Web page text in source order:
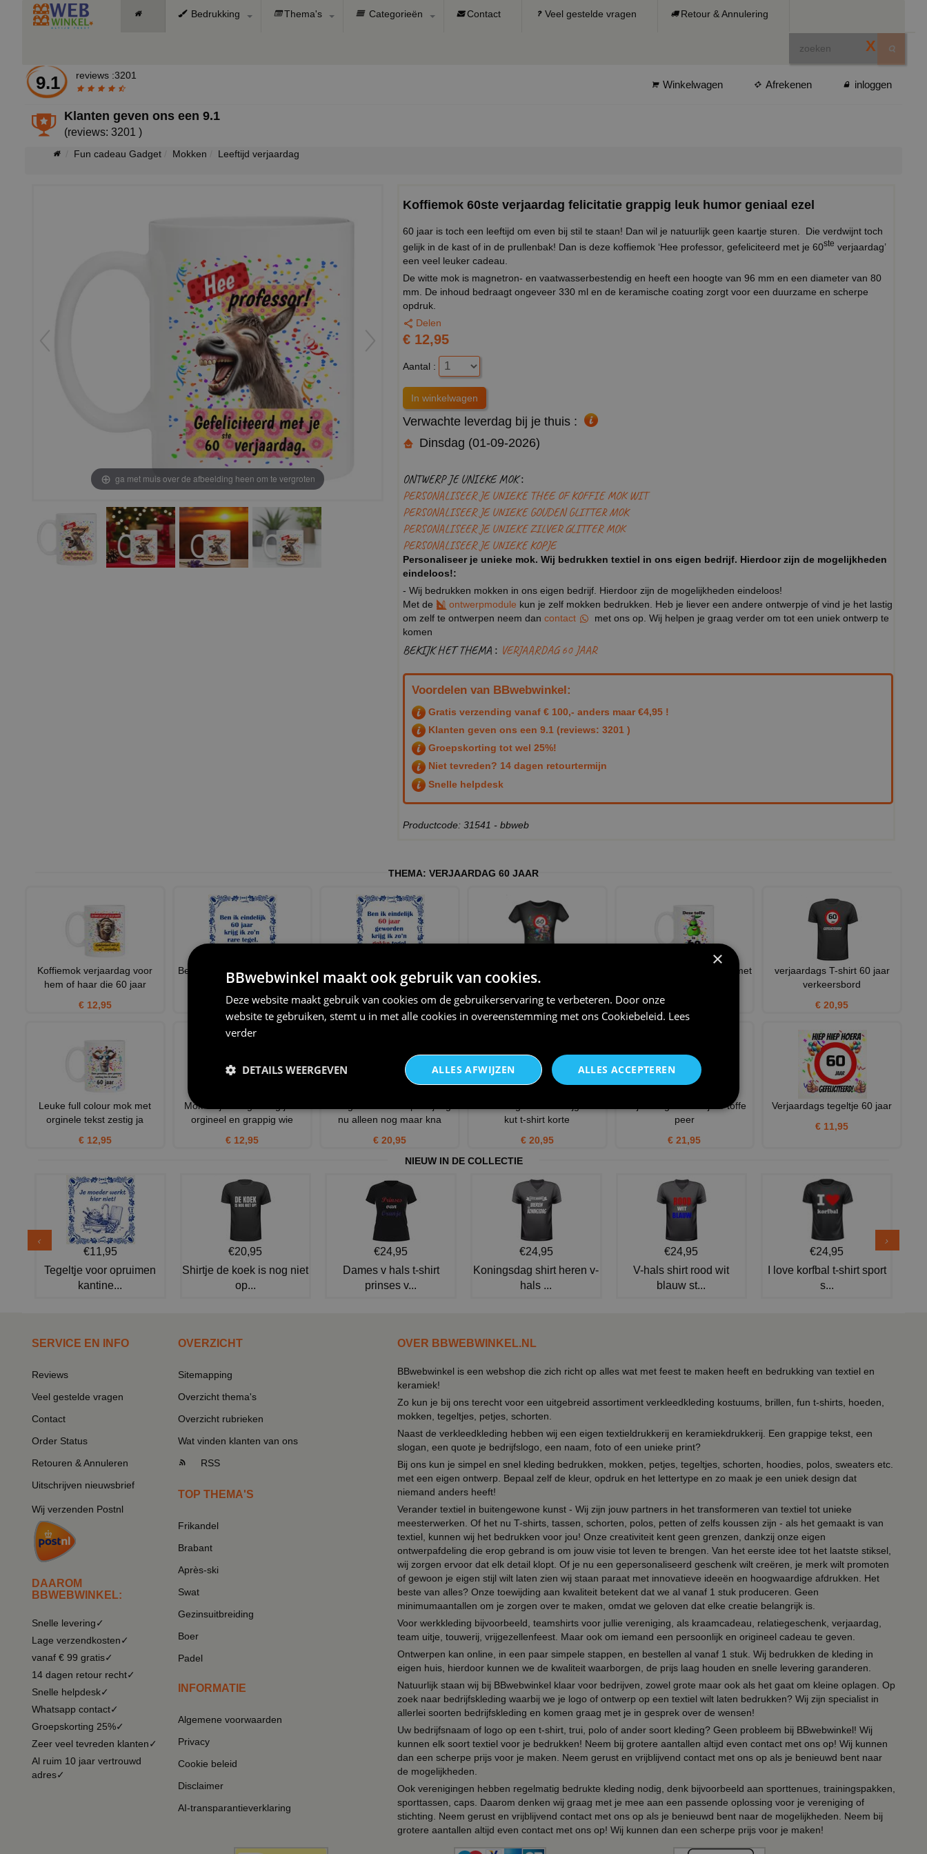
Bedrukking Thema's Categorieën Contact Veel gestelde vragen Retour & Annulering
X
9.1 reviews :3201
Winkelwagen Afrekenen inloggen
Klanten geven ons een9.1
(reviews: 3201 )
Fun cadeau Gadget Mokken Leeftijd verjaardag
ga met muis over de afbeelding heen om te vergroten
Koffiemok 60ste verjaardag felicitatie grappig leuk humor geniaal ezel
60 jaar is toch een leeftijd om even bij stil te staan! Dan wil je natuurlijk geen kaartje sturen. Die verdwijnt toch
gelijk in de kast of in de prullenbak! Dan is deze koffiemok ‘Hee professor, gefeliciteerd met je 60ste verjaardag’
een veel leuker cadeau.
De witte mok is magnetron- en vaatwasserbestendig en heeft een hoogte van 96 mm en een diameter van 80
mm. De inhoud bedraagt ongeveer 330 ml en de keramische coating zorgt voor een duurzame en scherpe
opdruk.
Delen
€ 12,95
Aantal :
Verwachte leverdag bij je thuis :
Dinsdag (01-09-2026)
ONTWERP JE UNIEKE MOK :
PERSONALISEER JE UNIEKE THEE OF KOFFIE MOK WIT
PERSONALISEER JE UNIEKE GOUDEN GLITTER MOK
PERSONALISEER JE UNIEKE ZILVER GLITTER MOK
PERSONALISEER JE UNIEKE KOPJE
Personaliseer je unieke mok. Wij bedrukken textiel in ons eigen bedrijf. Hierdoor zijn de mogelijkheden
eindeloos!:
- Wij bedrukken mokken in ons eigen bedrijf. Hierdoor zijn de mogelijkheden eindeloos!
Met de
ontwerpmodule kun je zelf mokken bedrukken. Heb je liever een andere ontwerpje of vind je het lastig
om zelf te ontwerpen neem dan contact
met ons op. Wij helpen je graag verder om tot een uniek ontwerp te
komen
BEKIJK HET THEMA : VERJAARDAG 60 JAAR
Voordelen van BBwebwinkel:
Gratis verzending vanaf € 100,- anders maar €4,95 !
Klanten geven ons een 9.1 (reviews: 3201 )
Groepskorting tot wel 25%!
Niet tevreden? 14 dagen retourtermijn
Snelle helpdesk
Productcode: 31541 - bbweb
THEMA: VERJAARDAG 60 JAAR
Koffiemok verjaardag voor
hem of haar die 60 jaar
€ 12,95
Ben ik eindelijk 60 jaar krijg ik
zon rare tegel
€ 11,95
Gekke tegel 60 jaar verjaardag
T-shirt voor een vrouw die 60
jaar wordt
€ 23,95
Mok verjaardag zestig jaar met
verjaardags T-shirt 60 jaar
verkeersbord
€ 20,95
Leuke full colour mok met
orginele tekst zestig ja
€ 12,95
Mok verjaardag zestig jaar
orgineel en grappig wie
€ 12,95
nu alleen nog maar kna
€ 20,95
kut t-shirt korte
€ 20,95
verjaardag shirt 60 jaar toffe
peer
€ 21,95
Verjaardags tegeltje 60 jaar
€ 11,95
NIEUW IN DE COLLECTIE
€11,95
Tegeltje voor opruimen
kantine...
€20,95
Shirtje de koek is nog niet
op...
€24,95
Dames v hals t-shirt
prinses v...
€24,95
Koningsdag shirt heren v-
hals ...
€24,95
V-hals shirt rood wit
blauw st...
€24,95
I love korfbal t-shirt sport
s...
SERVICE EN INFO
Reviews
Veel gestelde vragen
Contact
Order Status
Retouren & Annuleren
Uitschrijven nieuwsbrief
Wij verzenden Postnl
DAAROM
BBWEBWINKEL:
Snelle levering✓
Lage verzendkosten✓
vanaf € 99 gratis✓
14 dagen retour recht✓
Snelle helpdesk✓
Whatsapp contact✓
Groepskorting 25%✓
Zeer veel tevreden klanten✓
Al ruim 10 jaar vertrouwd
adres✓
OVERZICHT
Sitemapping
Overzicht thema's
Overzicht rubrieken
Wat vinden klanten van ons
RSS
TOP THEMA'S
Frikandel
Brabant
Après-ski
Swat
Gezinsuitbreiding
Boer
Padel
INFORMATIE
Algemene voorwaarden
Privacy
Cookie beleid
Disclaimer
AI-transparantieverklaring
OVER BBWEBWINKEL.NL
BBwebwinkel is een webshop die zich richt op alles wat met feest te maken heeft en bedrukking van textiel en
keramiek!
Zo kun je bij ons terecht voor een uitgebreid assortiment verkleedkleding kostuums, brillen, fun t-shirts, hoeden,
mokken, tegeltjes, petjes, schorten.
Naast de verkleedkleding hebben wij een eigen textieldrukkerij en keramiekdrukkerij. Een grappige tekst, een
slogan, een quote je bedrijfslogo, een naam, foto of een unieke print?
Bij ons kun je simpel en snel kleding bedrukken, mokken, petjes, tegeltjes, schorten, hoodies, polos, sweaters etc.
met een eigen ontwerp. Bepaal zelf de kleur, opdruk en het lettertype en zo maak je een uniek design dat
niemand anders heeft!
Verander textiel in buitengewone kunst - Wij zijn jouw partners in het transformeren van textiel tot unieke
meesterwerken. Of het nu T-shirts, tassen, schorten, polos, petten of zelfs koussen zijn - als het gemaakt is van
textiel, kunnen wij het bedrukken voor jou! Onze creativiteit kent geen grenzen, dankzij onze eigen
ontwerpafdeling die erop gebrand is om jouw visie tot leven te brengen. Van het eerste idee tot het laatste stiksel,
wij zorgen ervoor dat elk detail klopt. Of je nu een gepersonaliseerd geschenk wilt creëren, je merk wilt promoten
of gewoon je eigen stijl wilt laten zien wij staan paraat met innovatieve ideeën en hoogwaardige afdrukken. Het
beste van alles? Onze toewijding aan kwaliteit betekent dat we al vanaf 1 stuk produceren. Geen
minimumaantallen om je zorgen over te maken, omdat we geloven dat elke creatie belangrijk is.
Voor werkkleding bijvoorbeeld, teamshirts voor jullie vereniging, als kraamcadeau, relatiegeschenk, verjaardag,
team uitje, touwerij, vrijgezellenfeest. Maar ook om iemand een persoonlijk en origineel cadeau te geven.
Ontwerpen kan online, in een paar simpele stappen, en bestellen al vanaf 1 stuk. Wij bedrukken de kleding in
eigen huis, hierdoor kunnen we de kwaliteit waarborgen, de prijs laag houden en snelle levering garanderen.
Natuurlijk staan wij bij BBwebwinkel klaar voor bedrijven, zowel grote maar ook als het gaat om kleine oplagen. Op
zoek naar bedrijfskleding waarbij we je logo of ontwerp op een textiel wilt laten bedrukken? Wij zijn specialist in
allerlei soorten bedrijfskleding en komen graag met je in gesprek over de wensen!
Uw bedrijfsnaam of logo op een t-shirt, trui, polo of ander soort kleding? Geen probleem bij BBwebwinkel! Wij
kunnen elk soort textiel voor je bedrukken! Neem bij grotere aantallen altijd even contact met ons op! Wij kunnen
dan een scherpe prijs voor je maken. Neem gerust en vrijblijvend contact met ons op als je benieuwd bent naar
de mogelijkheden.
Ook verenigingen hebben regelmatig bedrukte kleding nodig, denk bijvoorbeeld aan sporttenues, trainingspakken,
sporttassen, caps. Daarom denken wij graag met je mee aan een passende oplossing voor je vereniging of
stichting. Neem gerust en vrijblijvend contact met ons op als je benieuwd bent naar de mogelijkheden. Neem bij
grotere aantallen altijd even contact met ons op! Wij kunnen dan een scherpe prijs voor je maken!
×
BBwebwinkel maakt ook gebruik van cookies.
Deze website maakt gebruik van cookies om de gebruikerservaring te verbeteren. Door onze
website te gebruiken, stemt u in met alle cookies in overeenstemming met ons Cookiebeleid. Lees
verder
ALLES ACCEPTEREN
ALLES AFWIJZEN
DETAILS WEERGEVEN